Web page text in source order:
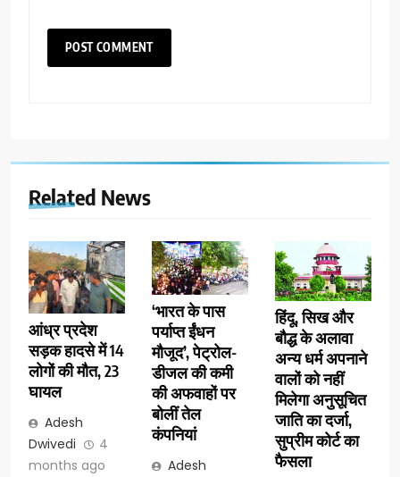
Related News
आंध्र प्रदेश
सड़क हादसे में 14
लोगों की मौत, 23
घायल
Adesh
Dwivedi
4
months ago
‘भारत के पास
पर्याप्त ईंधन
मौजूद’, पेट्रोल-
डीजल की कमी
की अफवाहों पर
बोलीं तेल
कंपनियां
Adesh
हिंदू, सिख और
बौद्ध के अलावा
अन्य धर्म अपनाने
वालों को नहीं
मिलेगा अनुसूचित
जाति का दर्जा,
सुप्रीम कोर्ट का
फैसला